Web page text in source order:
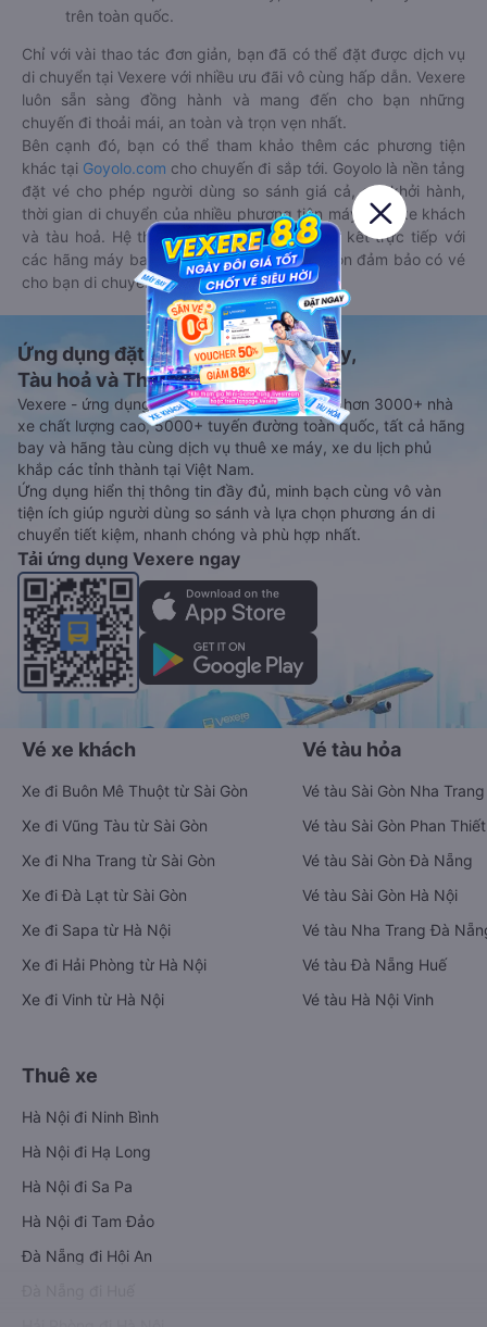
trên toàn quốc.
Chỉ với vài thao tác đơn giản, bạn đã có thể đặt được dịch vụ
di chuyển tại Vexere với nhiều ưu đãi vô cùng hấp dẫn. Vexere
luôn sẵn sàng đồng hành và mang đến cho bạn những
chuyến đi thoải mái, an toàn và trọn vẹn nhất.
Bên cạnh đó, bạn có thể tham khảo thêm các phương tiện
khác tại Goyolo.com cho chuyến đi sắp tới. Goyolo là nền tảng
đặt vé cho phép người dùng so sánh giá cả, giờ khởi hành,
thời gian di chuyển của nhiều phương tiện máy bay, xe khách
và tàu hoả. Hệ thống của Goyolo được liên kết trực tiếp với
các hãng máy bay, xe khách và tàu hoả, luôn đảm bảo có vé
cho bạn di chuyển.
Ứng dụng đặt vé Xe khách, Máy bay,
Tàu hoả và Thuê xe
Vexere - ứng dụng đặt vé đa phương tiện với hơn 3000+ nhà
xe chất lượng cao, 5000+ tuyến đường toàn quốc, tất cả hãng
bay và hãng tàu cùng dịch vụ thuê xe máy, xe du lịch phủ
khắp các tỉnh thành tại Việt Nam.
Ứng dụng hiển thị thông tin đầy đủ, minh bạch cùng vô vàn
tiện ích giúp người dùng so sánh và lựa chọn phương án di
chuyển tiết kiệm, nhanh chóng và phù hợp nhất.
Tải ứng dụng Vexere ngay
Vé xe khách
Xe đi Buôn Mê Thuột từ Sài Gòn
Xe đi Vũng Tàu từ Sài Gòn
Xe đi Nha Trang từ Sài Gòn
Xe đi Đà Lạt từ Sài Gòn
Xe đi Sapa từ Hà Nội
Xe đi Hải Phòng từ Hà Nội
Xe đi Vinh từ Hà Nội
Vé tàu hỏa
Vé tàu Sài Gòn Nha Trang
Vé tàu Sài Gòn Phan Thiết
Vé tàu Sài Gòn Đà Nẵng
Vé tàu Sài Gòn Hà Nội
Vé tàu Nha Trang Đà
Vé tàu Đà Nẵng Huế
Vé tàu Hà Nội Vinh
Thuê xe
Hà Nội đi Ninh Bình
Hà Nội đi Hạ Long
Hà Nội đi Sa Pa
Hà Nội đi Tam Đảo
Đà Nẵng đi Hội An